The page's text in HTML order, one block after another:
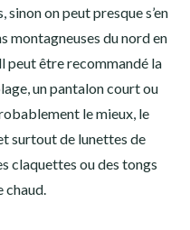
sinon on peut presque s’en
montagneuses du nord en
peut être recommandé la
un pantalon court ou
le mieux, le
surtout de lunettes de
claquettes ou des tongs
chaud.